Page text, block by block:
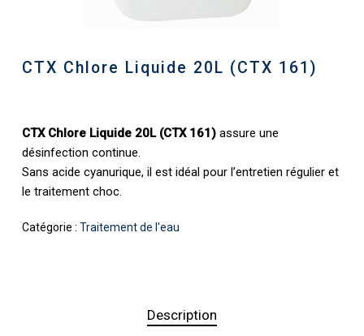
CTX Chlore Liquide 20L (CTX 161)
CTX Chlore Liquide 20L (CTX 161)assure une
désinfection continue.
Sans acide cyanurique, il est idéal pour l’entretien régulier et
le traitement choc.
Catégorie : Traitement de l'eau
Description